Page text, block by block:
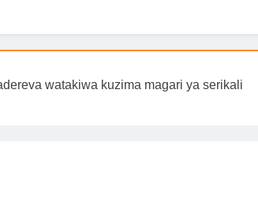
na Uchumi
ujasiriamali Tanzania. Pata taarifa mpya
watakiwa kuzima magari ya serikali